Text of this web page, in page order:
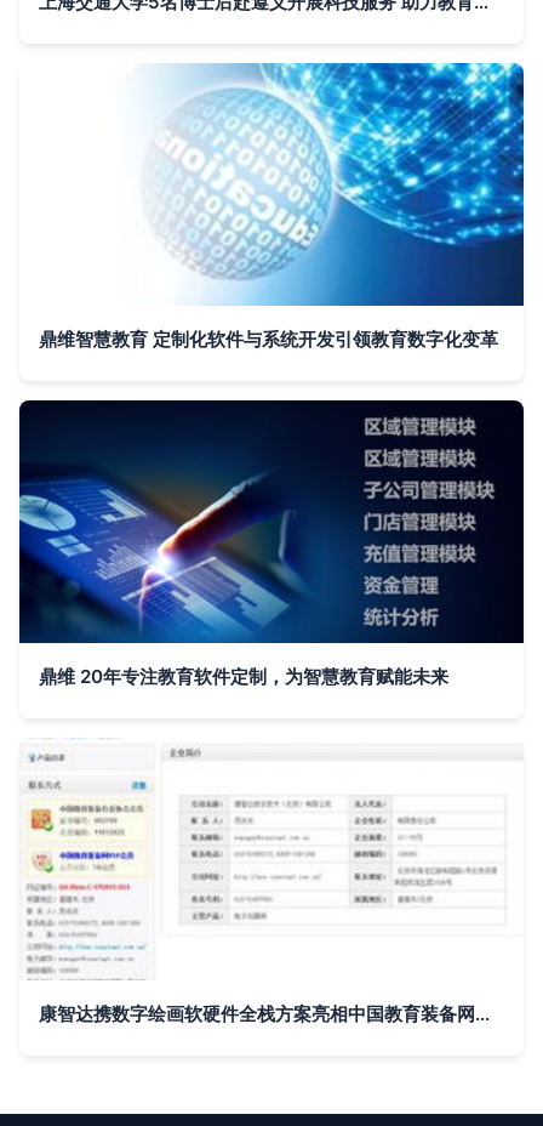
鼎维智慧教育 定制化软件与系统开发引领教育数字化变革
鼎维 20年专注教育软件定制，为智慧教育赋能未来
康智达携数字绘画软硬件全栈方案亮相中国教育装备网，深耕教育软件开发赋能美育数字化